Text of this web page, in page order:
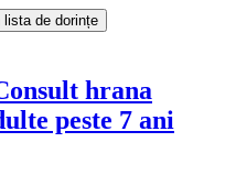
lista de dorințe
hrana
peste 7 ani